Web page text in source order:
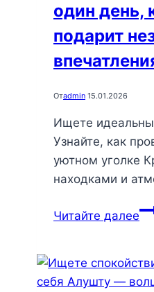
один день,
подарит
Отadmin 15.01.2026
Ищете
Узнайте, как
уютном уголке
находками и
Читайте далее